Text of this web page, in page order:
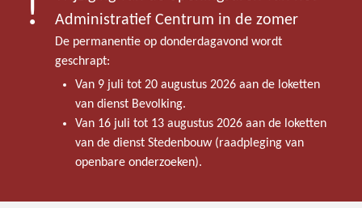
Administratief Centrum in de zomer
De permanentie op donderdagavond wordt
geschrapt:
Van 9 juli tot 20 augustus 2026 aan de loketten
van dienst Bevolking.
Van 16 juli tot 13 augustus 2026 aan de loketten
van de dienst Stedenbouw (raadpleging van
openbare onderzoeken).